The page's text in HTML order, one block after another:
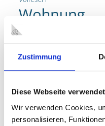
Zustimmung
Diese Webseite
Wir verwenden Cookies,
personalisieren,
Wohnung
Alles zum Thema Wohnung
Finanzierungsfragen, über
Mietspiegel, bis hin zu
Hier erhältst du
Finanzierung
Wohnungssuche